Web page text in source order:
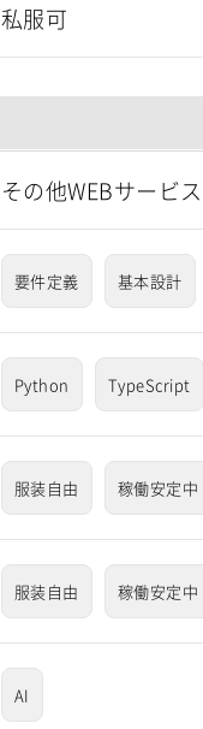
私服可
その他WEBサービス
要件定義 基本設計
Python TypeScript
服装自由 稼働安定中
服装自由 稼働安定中
AI